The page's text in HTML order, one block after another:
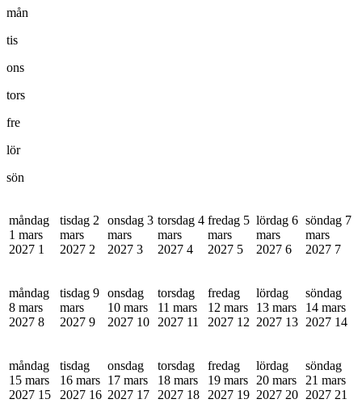
mån
tis
ons
tors
fre
lör
sön
måndag
1 mars
2027 1
tisdag 2
mars
2027 2
onsdag 3
mars
2027 3
torsdag 4
mars
2027 4
fredag 5
mars
2027 5
lördag 6
mars
2027 6
söndag 7
mars
2027 7
måndag
8 mars
2027 8
tisdag 9
mars
2027 9
onsdag
10 mars
2027 10
torsdag
11 mars
2027 11
fredag
12 mars
2027 12
lördag
13 mars
2027 13
söndag
14 mars
2027 14
måndag
15 mars
2027 15
tisdag
16 mars
2027 16
onsdag
17 mars
2027 17
torsdag
18 mars
2027 18
fredag
19 mars
2027 19
lördag
20 mars
2027 20
söndag
21 mars
2027 21